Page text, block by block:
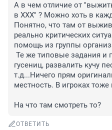
А в чем отличие от
в ХХХ" ? Можно хоть в
Понятно, что там от
реально критических
помощь из группы
Те же типовые задания и
гусениц, развалить кучу
т.д...Ничего прям
местность. В игроках
На что там смотреть то?
ОТВЕТИТЬ